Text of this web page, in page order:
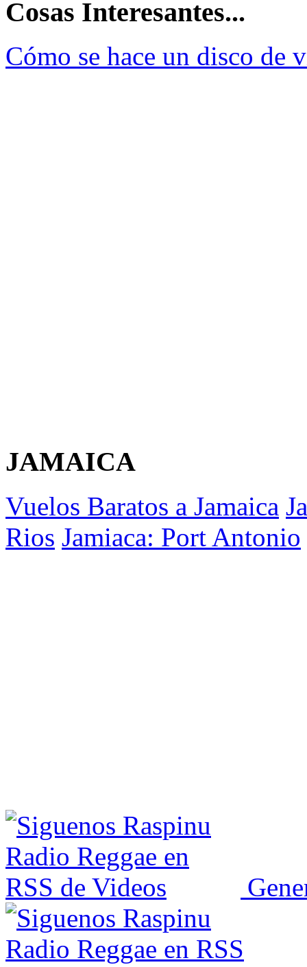
Cosas Interesantes...
Cómo se hace un disco de
JAMAICA
Vuelos Baratos a Jamaica
Rios Jamiaca: Port Antonio